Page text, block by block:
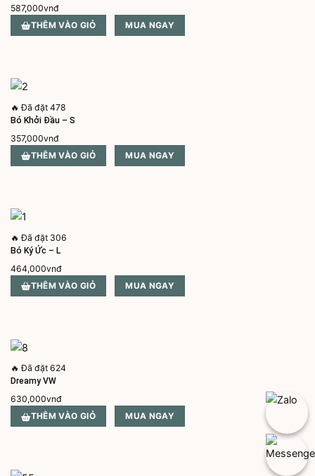
587,000vnđ
THÊM VÀO GIỎ MUA NGAY
🔥 Đã đặt 478
Bó Khởi Đầu – S
357,000vnđ
THÊM VÀO GIỎ MUA NGAY
🔥 Đã đặt 306
Bó Ký Ức – L
464,000vnđ
THÊM VÀO GIỎ MUA NGAY
🔥 Đã đặt 624
Dreamy VW
630,000vnđ
THÊM VÀO GIỎ MUA NGAY